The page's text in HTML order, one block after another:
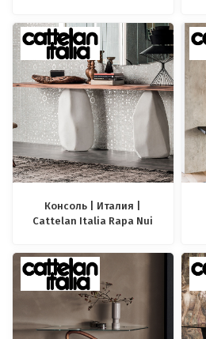
Консоль | Италия |
Cattelan Italia Rapa Nui